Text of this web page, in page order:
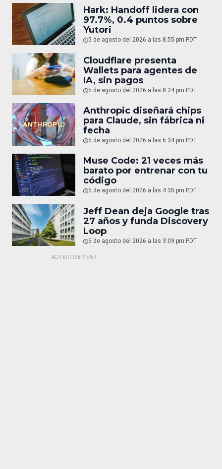
Hark: Handoff lidera con
97.7%, 0.4 puntos sobre
Yutori
5 de agosto del 2026 a las 8:55 pm PDT
Cloudflare presenta
Wallets para agentes de
IA, sin pagos
5 de agosto del 2026 a las 8:24 pm PDT
Anthropic diseñará chips
para Claude, sin fábrica ni
fecha
5 de agosto del 2026 a las 6:34 pm PDT
Muse Code: 21 veces más
barato por entrenar con tu
código
5 de agosto del 2026 a las 4:35 pm PDT
Jeff Dean deja Google tras
27 años y funda Discovery
Loop
5 de agosto del 2026 a las 3:09 pm PDT